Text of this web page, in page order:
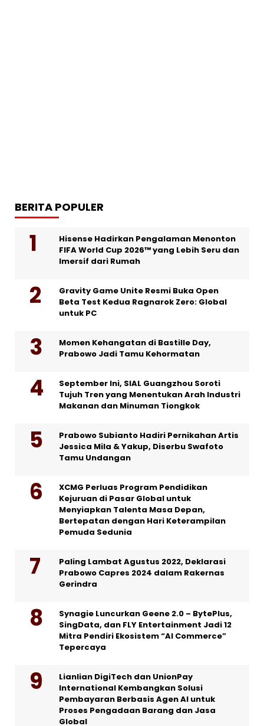
BERITA POPULER
Hisense Hadirkan Pengalaman Menonton
FIFA World Cup 2026™ yang Lebih Seru dan
Imersif dari Rumah
Gravity Game Unite Resmi Buka Open
Beta Test Kedua Ragnarok Zero: Global
untuk PC
Momen Kehangatan di Bastille Day,
Prabowo Jadi Tamu Kehormatan
September Ini, SIAL Guangzhou Soroti
Tujuh Tren yang Menentukan Arah Industri
Makanan dan Minuman Tiongkok
Prabowo Subianto Hadiri Pernikahan Artis
Jessica Mila & Yakup, Diserbu Swafoto
Tamu Undangan
XCMG Perluas Program Pendidikan
Kejuruan di Pasar Global untuk
Menyiapkan Talenta Masa Depan,
Bertepatan dengan Hari Keterampilan
Pemuda Sedunia
Paling Lambat Agustus 2022, Deklarasi
Prabowo Capres 2024 dalam Rakernas
Gerindra
Synagie Luncurkan Geene 2.0 – BytePlus,
SingData, dan FLY Entertainment Jadi 12
Mitra Pendiri Ekosistem “AI Commerce”
Tepercaya
Lianlian DigiTech dan UnionPay
International Kembangkan Solusi
Pembayaran Berbasis Agen AI untuk
Proses Pengadaan Barang dan Jasa
Global